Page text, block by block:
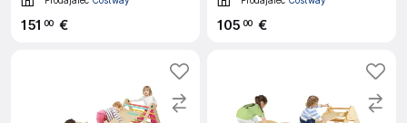
151 00 € 105 00 €